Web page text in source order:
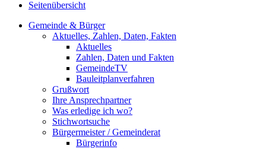
Seitenübersicht
Gemeinde & Bürger
Aktuelles, Zahlen, Daten, Fakten
Aktuelles
Zahlen, Daten und Fakten
GemeindeTV
Bauleitplanverfahren
Grußwort
Ihre Ansprechpartner
Was erledige ich wo?
Stichwortsuche
Bürgermeister / Gemeinderat
Bürgerinfo